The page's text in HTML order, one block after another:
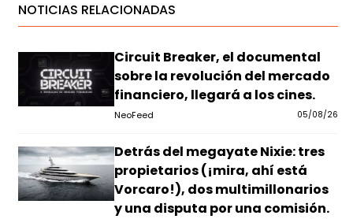
NOTICIAS RELACIONADAS
Circuit Breaker, el documental
sobre la revolución del mercado
financiero, llegará a los cines.
NeoFeed 05/08/26
Detrás del megayate Nixie: tres
propietarios (¡mira, ahí está
Vorcaro!), dos multimillonarios
y una disputa por una comisión.